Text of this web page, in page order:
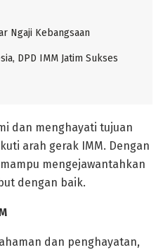
Ngaji Kebangsaan
DPD IMM Jatim Sukses
dan menghayati tujuan
arah gerak IMM. Dengan
mengejawantahkan
dengan baik.
Tujuan IMM
dan penghayatan,